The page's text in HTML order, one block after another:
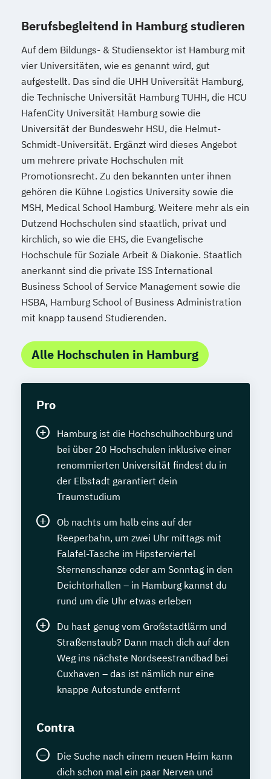
Berufsbegleitend in Hamburg studieren
Auf dem Bildungs- & Studiensektor ist Hamburg mit
vier Universitäten, wie es genannt wird, gut
aufgestellt. Das sind die UHH Universität Hamburg,
die Technische Universität Hamburg TUHH, die HCU
HafenCity Universität Hamburg sowie die
Universität der Bundeswehr HSU, die Helmut-
Schmidt-Universität. Ergänzt wird dieses Angebot
um mehrere private Hochschulen mit
Promotionsrecht. Zu den bekannten unter ihnen
gehören die Kühne Logistics University sowie die
MSH, Medical School Hamburg. Weitere mehr als ein
Dutzend Hochschulen sind staatlich, privat und
kirchlich, so wie die EHS, die Evangelische
Hochschule für Soziale Arbeit & Diakonie. Staatlich
anerkannt sind die private ISS International
Business School of Service Management sowie die
HSBA, Hamburg School of Business Administration
mit knapp tausend Studierenden.
Alle Hochschulen in Hamburg
Pro
Hamburg ist die Hochschulhochburg und
bei über 20 Hochschulen inklusive einer
renommierten Universität findest du in
der Elbstadt garantiert dein
Traumstudium
Ob nachts um halb eins auf der
Reeperbahn, um zwei Uhr mittags mit
Falafel-Tasche im Hipsterviertel
Sternenschanze oder am Sonntag in den
Deichtorhallen – in Hamburg kannst du
rund um die Uhr etwas erleben
Du hast genug vom Großstadtlärm und
Straßenstaub? Dann mach dich auf den
Weg ins nächste Nordseestrandbad bei
Cuxhaven – das ist nämlich nur eine
knappe Autostunde entfernt
Contra
Die Suche nach einem neuen Heim kann
dich schon mal ein paar Nerven und